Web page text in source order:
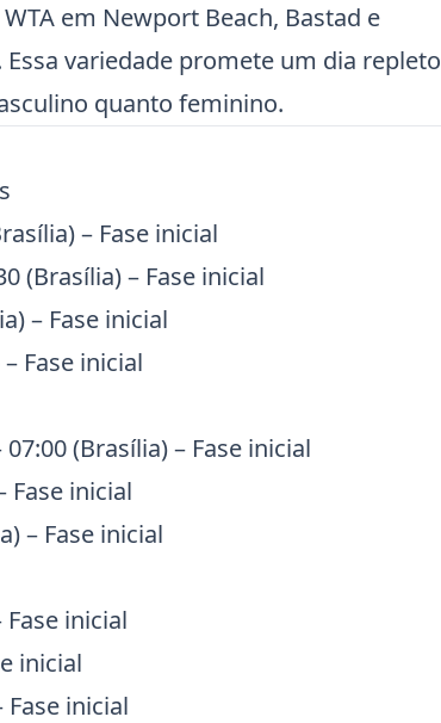
em Newport Beach, Bastad e
Essa variedade promete um dia repleto
quanto feminino.
– Fase inicial
(Brasília) – Fase inicial
– Fase inicial
Fase inicial
07:00 (Brasília) – Fase inicial
Fase inicial
– Fase inicial
Fase inicial
inicial
Fase inicial